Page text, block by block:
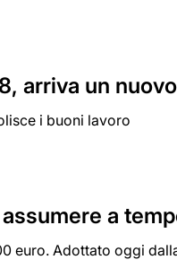
arriva un
i buoni lavoro
a
euro. Adottato oggi